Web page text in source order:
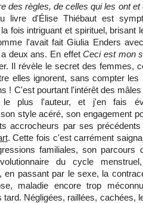
des règles, de celles qui les ont
livre d'Élise Thiébaut est
fois intriguant et spirituel, brisant
l'avait fait Giulia Enders
a deux ans. En effetCeci est mon
Il révèle le secret des femmes,
elles ignorent, sans compter
! C'est pourtant l'intérêt des
le plus l'auteur, et j'en fais
style acéré, son engagement
accrocheurs par ses
. Cette fois c'est carrément
familiales, son parcours
du cycle
en passant par le sexe, la
maladie encore trop
tard. Négligées, raillées, cachées,